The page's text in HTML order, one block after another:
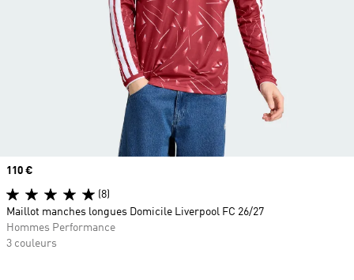
Prix
110 €
(8)
Maillot manches longues Domicile Liverpool FC 26/27
Hommes Performance
3 couleurs